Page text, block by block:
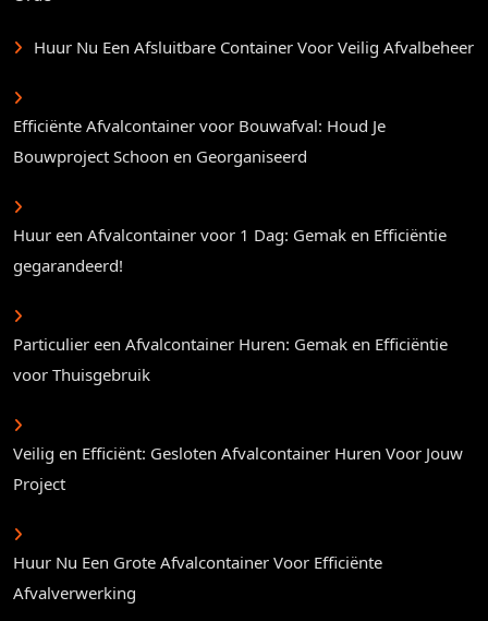
Huur Nu Een Afsluitbare Container Voor Veilig Afvalbeheer
Efficiënte Afvalcontainer voor Bouwafval: Houd Je
Bouwproject Schoon en Georganiseerd
Huur een Afvalcontainer voor 1 Dag: Gemak en Efficiëntie
gegarandeerd!
Particulier een Afvalcontainer Huren: Gemak en Efficiëntie
voor Thuisgebruik
Veilig en Efficiënt: Gesloten Afvalcontainer Huren Voor Jouw
Project
Huur Nu Een Grote Afvalcontainer Voor Efficiënte
Afvalverwerking